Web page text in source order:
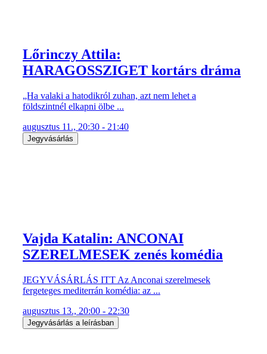
Lőrinczy Attila:
HARAGOSSZIGET kortárs dráma
„Ha valaki a hatodikról zuhan, azt nem lehet a
földszintnél elkapni ölbe ...
augusztus 11., 20:30 - 21:40
Jegyvásárlás
Vajda Katalin: ANCONAI
SZERELMESEK zenés komédia
JEGYVÁSÁRLÁS ITT Az Anconai szerelmesek
fergeteges mediterrán komédia: az ...
augusztus 13., 20:00 - 22:30
Jegyvásárlás a leírásban